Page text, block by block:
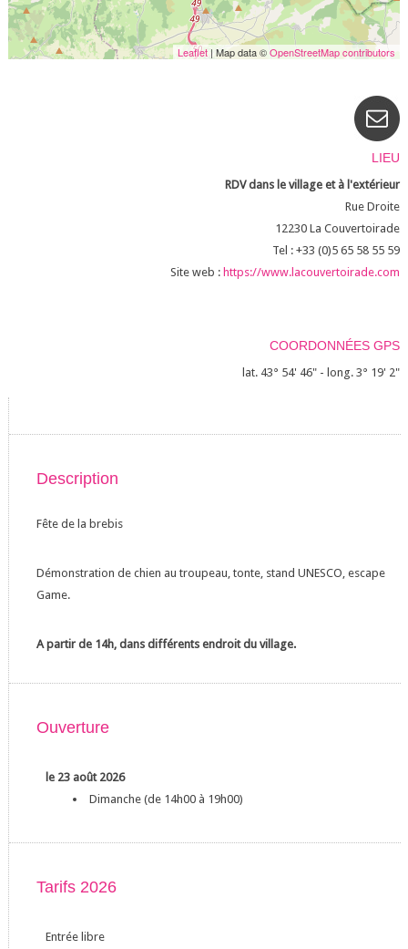
Leaflet | Map data ©OpenStreetMap contributors
LIEU
RDV dans le village et à l'extérieur
Rue Droite
12230 La Couvertoirade
Tel : +33 (0)5 65 58 55 59
Site web : https://www.lacouvertoirade.com
COORDONNÉES GPS
lat. 43° 54' 46" - long. 3° 19' 2"
Description
Fête de la brebis
Démonstration de chien au troupeau, tonte, stand UNESCO, escape
Game.
A partir de 14h, dans différents endroit du village.
Ouverture
le 23 août 2026
Dimanche (de 14h00 à 19h00)
Tarifs 2026
Entrée libre